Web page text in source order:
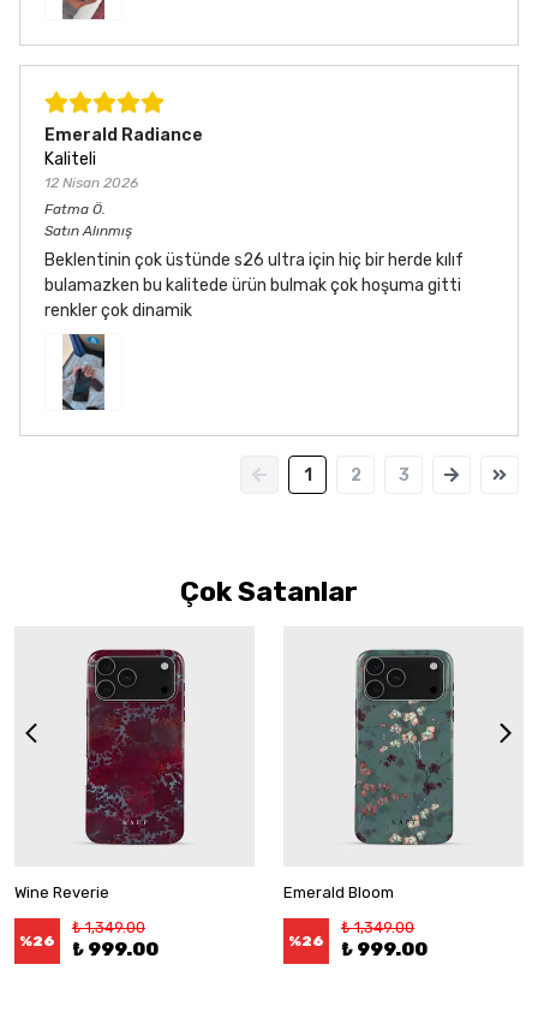
Emerald Radiance
Kaliteli
12 Nisan 2026
Fatma Ö.
Satın Alınmış
Beklentinin çok üstünde s26 ultra için hiç bir herde kılıf
bulamazken bu kalitede ürün bulmak çok hoşuma gitti
renkler çok dinamik
1 2 3
Çok Satanlar
Wine Reverie
%26
₺ 1,349.00
₺ 999.00
Emerald Bloom
%26
₺ 1,349.00
₺ 999.00